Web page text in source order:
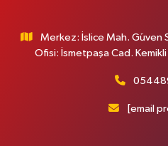
Merkez: İslice Mah. Güven
Ofisi: İsmetpaşa Cad. Kemikli
[email